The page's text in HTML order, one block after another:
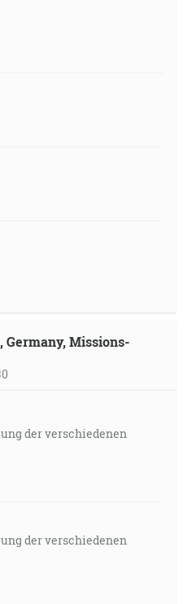
Germany, Missions-
der verschiedenen
der verschiedenen